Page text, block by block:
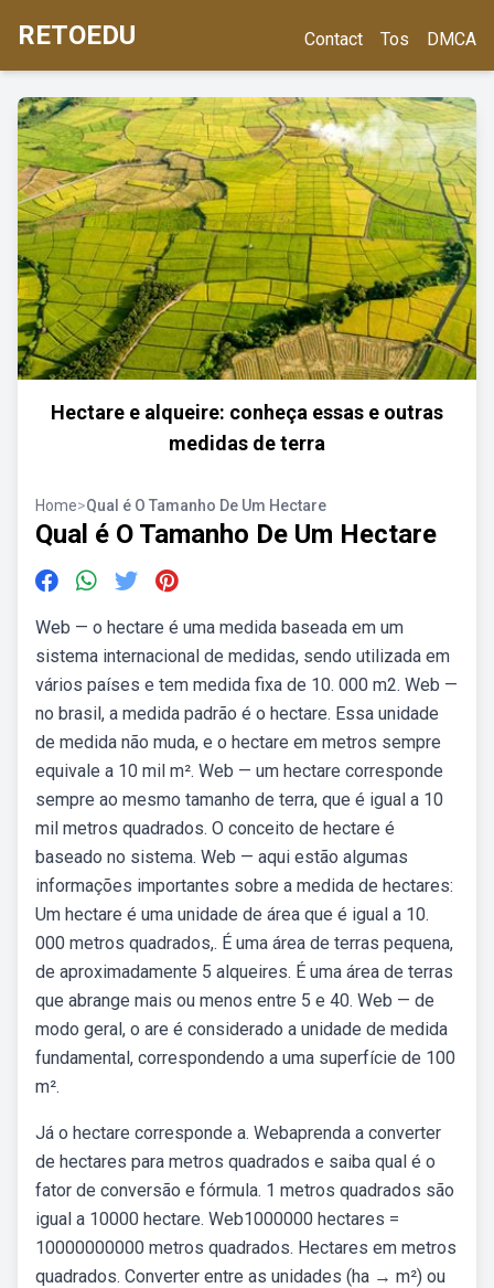
RETOEDU Contact Tos DMCA
Hectare e alqueire: conheça essas e outras
medidas de terra
Home>Qual é O Tamanho De Um Hectare
Qual é O Tamanho De Um Hectare
Web — o hectare é uma medida baseada em um
sistema internacional de medidas, sendo utilizada em
vários países e tem medida fixa de 10. 000 m2. Web —
no brasil, a medida padrão é o hectare. Essa unidade
de medida não muda, e o hectare em metros sempre
equivale a 10 mil m². Web — um hectare corresponde
sempre ao mesmo tamanho de terra, que é igual a 10
mil metros quadrados. O conceito de hectare é
baseado no sistema. Web — aqui estão algumas
informações importantes sobre a medida de hectares:
Um hectare é uma unidade de área que é igual a 10.
000 metros quadrados,. É uma área de terras pequena,
de aproximadamente 5 alqueires. É uma área de terras
que abrange mais ou menos entre 5 e 40. Web — de
modo geral, o are é considerado a unidade de medida
fundamental, correspondendo a uma superfície de 100
m².
Já o hectare corresponde a. Webaprenda a converter
de hectares para metros quadrados e saiba qual é o
fator de conversão e fórmula. 1 metros quadrados são
igual a 10000 hectare. Web1000000 hectares =
10000000000 metros quadrados. Hectares em metros
quadrados. Converter entre as unidades (ha → m²) ou